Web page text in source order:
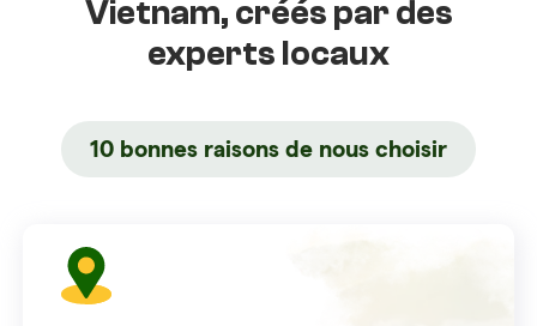
Vietnam, créés par des
experts locaux
10 bonnes raisons de nous choisir